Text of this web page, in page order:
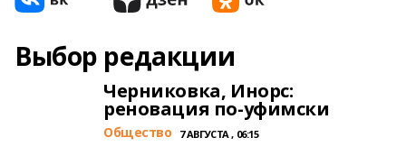
Выбор редакции
Черниковка, Инорс:
реновация по-уфимски
Общество 7 АВГУСТА , 06:15